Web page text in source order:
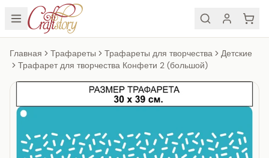
Главная Трафареты Трафареты для творчества
Детские
Трафарет для творчества Конфети 2 (большой)